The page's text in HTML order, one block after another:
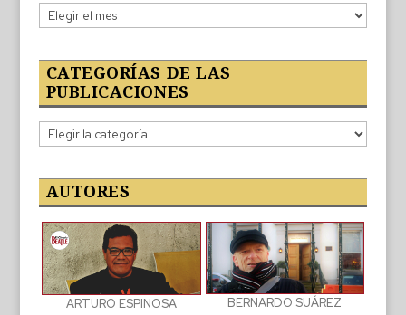
Lo
publicado
CATEGORÍAS DE LAS
PUBLICACIONES
Categorías
de
publicaciones
AUTORES
ARTURO ESPINOSA BERNARDO SUÁREZ